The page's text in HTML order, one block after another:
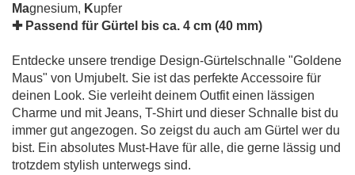
Magnesium, Kupfer
✚ Passend für Gürtel bis ca. 4 cm (40 mm)
Entdecke unsere trendige Design-Gürtelschnalle "Goldene
Maus" von Umjubelt. Sie ist das perfekte Accessoire für
deinen Look. Sie verleiht deinem Outfit einen lässigen
Charme und mit Jeans, T-Shirt und dieser Schnalle bist du
immer gut angezogen. So zeigst du auch am Gürtel wer du
bist. Ein absolutes Must-Have für alle, die gerne lässig und
trotzdem stylish unterwegs sind.